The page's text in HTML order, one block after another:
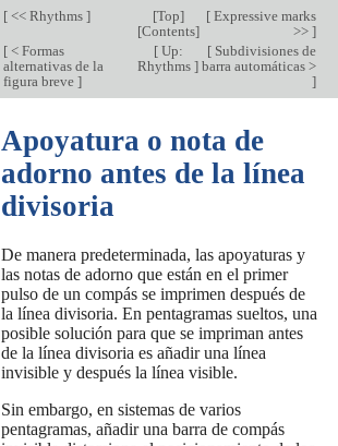
[<< Rhythms ] [Top]
[Contents]
[Expressive marks
>> ]
[< Formas
alternativas de la
figura breve ]
[Up:
Rhythms]
[Subdivisiones de
barra automáticas >
]
Apoyatura o nota de
adorno antes de la línea
divisoria
De manera predeterminada, las apoyaturas y
las notas de adorno que están en el primer
pulso de un compás se imprimen después de
la línea divisoria. En pentagramas sueltos, una
posible solución para que se impriman antes
de la línea divisoria es añadir una línea
invisible y después la línea visible.
Sin embargo, en sistemas de varios
pentagramas, añadir una barra de compás